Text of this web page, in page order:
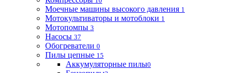
Моечные машины высокого давления 1
Мотокультиваторы и мотоблоки 1
Мотопомпы 3
Насосы 37
Обогреватели 0
Пилы цепные 15
Аккумуляторные пилы0